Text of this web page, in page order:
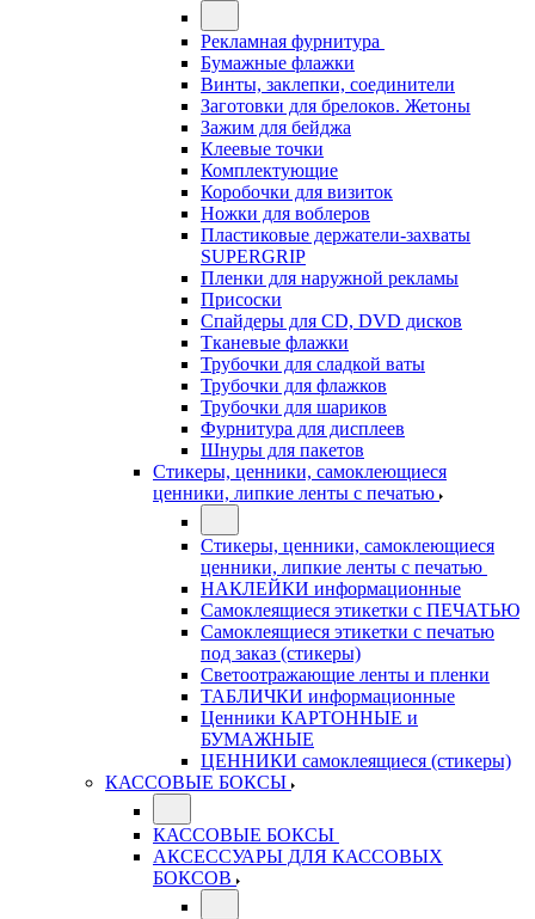
Рекламная фурнитура
Бумажные флажки
Винты, заклепки, соединители
Заготовки для брелоков. Жетоны
Зажим для бейджа
Клеевые точки
Комплектующие
Коробочки для визиток
Ножки для воблеров
Пластиковые держатели-захваты
SUPERGRIP
Пленки для наружной рекламы
Присоски
Спайдеры для CD, DVD дисков
Тканевые флажки
Трубочки для сладкой ваты
Трубочки для флажков
Трубочки для шариков
Фурнитура для дисплеев
Шнуры для пакетов
Стикеры, ценники, самоклеющиеся
ценники, липкие ленты с печатью
Стикеры, ценники, самоклеющиеся
ценники, липкие ленты с печатью
НАКЛЕЙКИ информационные
Самоклеящиеся этикетки с ПЕЧАТЬЮ
Самоклеящиеся этикетки с печатью
под заказ (стикеры)
Светоотражающие ленты и пленки
ТАБЛИЧКИ информационные
Ценники КАРТОННЫЕ и
БУМАЖНЫЕ
ЦЕННИКИ самоклеящиеся (стикеры)
КАССОВЫЕ БОКСЫ
КАССОВЫЕ БОКСЫ
АКСЕССУАРЫ ДЛЯ КАССОВЫХ
БОКСОВ